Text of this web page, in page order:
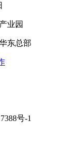
业园
东总部
号-1